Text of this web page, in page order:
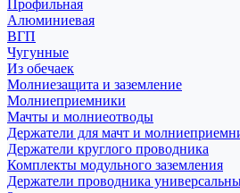
Профильная
Алюминиевая
ВГП
Чугунные
Из обечаек
Молниезащита и заземление
Молниеприемники
Мачты и молниеотводы
Держатели для мачт и
Держатели круглого проводника
Комплекты модульного заземления
Держатели проводника